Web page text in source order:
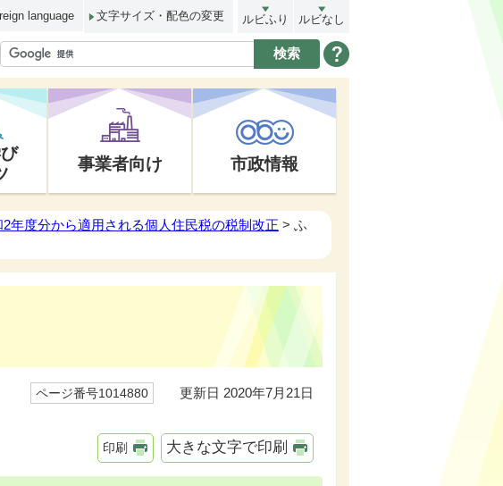
language 文字サイズ・配色の変更 ルビふり ルビなし
事業者向け 市政情報
2年度分から適用される個人住民税の税制改正 > ふ
ページ番号1014880 更新日 2020年7月21日
印刷 大きな文字で印刷